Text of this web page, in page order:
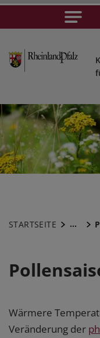
STARTSEITE ...
Wärmere
Veränderung der